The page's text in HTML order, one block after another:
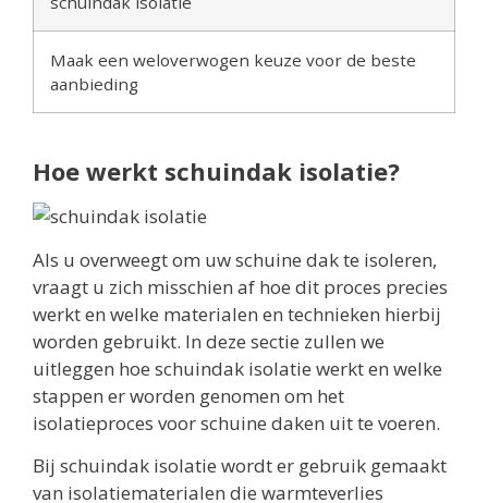
Maak een weloverwogen keuze voor de beste
aanbieding
Hoe werkt schuindak isolatie?
Als u overweegt om uw schuine dak te isoleren,
vraagt u zich misschien af hoe dit proces precies
werkt en welke materialen en technieken hierbij
worden gebruikt. In deze sectie zullen we
uitleggen hoe schuindak isolatie werkt en welke
stappen er worden genomen om het
isolatieproces voor schuine daken uit te voeren.
Bij schuindak isolatie wordt er gebruik gemaakt
van isolatiematerialen die warmteverlies